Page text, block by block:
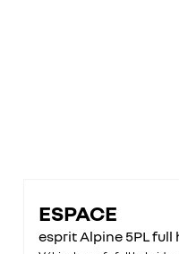
ESPACE
esprit Alpine 5PL full